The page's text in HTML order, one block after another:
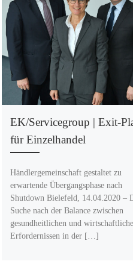
EK/Servicegroup | Exit-
für Einzelhandel
Händlergemeinschaft gestaltet zu
erwartende Übergangsphase nach
Shutdown Bielefeld, 14.04.2020 –
Suche nach der Balance zwischen
gesundheitlichen und
Erfordernissen in der […]